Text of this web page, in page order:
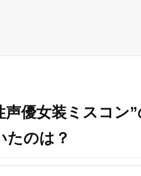
声優女装ミスコン
たのは？